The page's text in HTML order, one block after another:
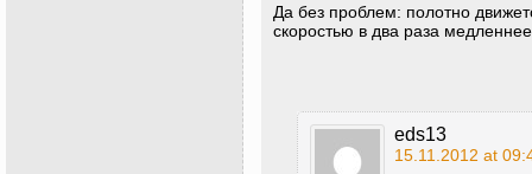
Да без проблем: полотно
скоростью в два раза
eds13
15.11.2012 at